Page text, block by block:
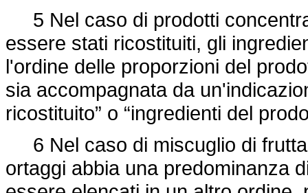
5 Nel caso di prodotti
essere stati ricostituiti, gli
l'ordine delle proporzioni del
sia accompagnata da
ricostituito” o “ingredienti del
6 Nel caso di miscuglio di
ortaggi abbia una predominanza